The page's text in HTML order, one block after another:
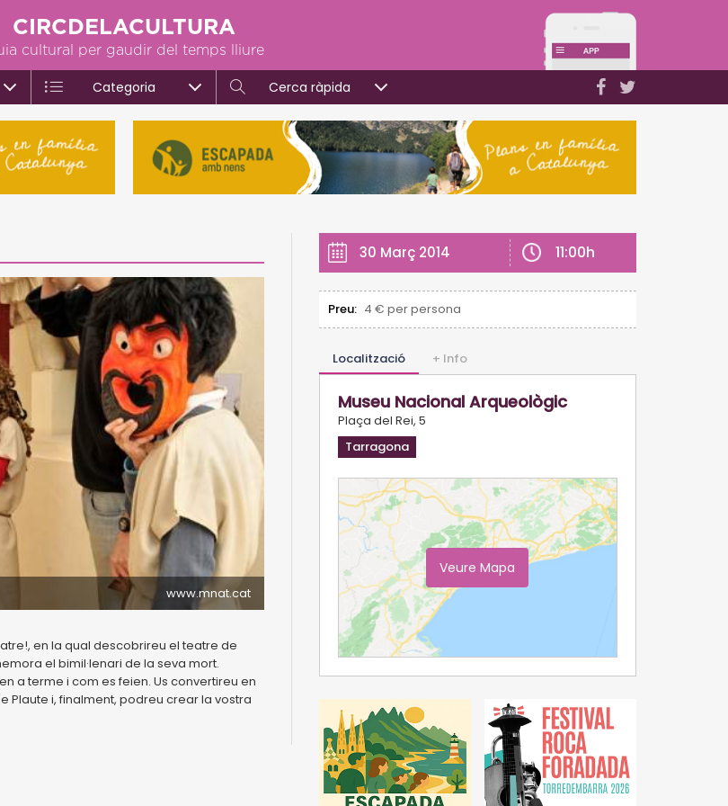
CIRCDELACULTURA
cultural per gaudir del temps lliure
Categoria Cerca ràpida
www.mnat.cat
en la qual descobrireu el teatre de
el bimil·lenari de la seva mort.
a terme i com es feien. Us convertireu en
Plaute i, finalment, podreu crear la vostra
30 Març 2014 11:00h
Preu: 4 € per persona
Localització + Info
Museu Nacional Arqueològic
Plaça del Rei, 5
Tarragona
Veure Mapa